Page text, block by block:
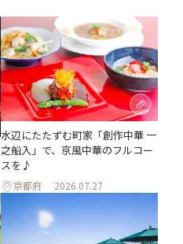
水辺にたたずむ町家「創作中華 一
之船入」で、京風中華のフルコー
スを♪
京都府 2026.07.27